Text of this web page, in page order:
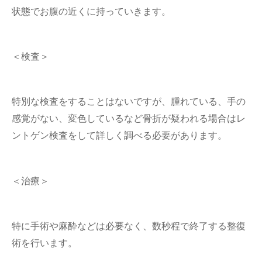
状態でお腹の近くに持っていきます。
＜検査＞
特別な検査をすることはないですが、腫れている、手の
感覚がない、変色しているなど骨折が疑われる場合はレ
ントゲン検査をして詳しく調べる必要があります。
＜治療＞
特に手術や麻酔などは必要なく、数秒程で終了する整復
術を行います。